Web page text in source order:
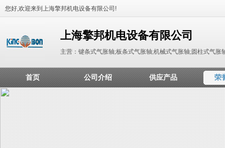
您好,欢迎来到上海擎邦机电设备有限公司!
上海擎邦机电设备有限公司
主营：键条式气胀轴;板条式气胀轴;机械式气胀轴;圆柱式气胀
首页 公司介绍 供应产品 荣